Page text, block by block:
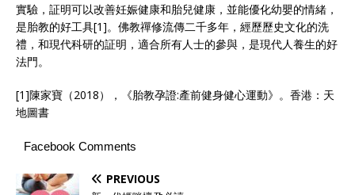
實驗，証明可以改善妊娠健康和胎兒健康，並能優化幼嬰的情緒，
是胎教的好工具[1]。佛教禪修流傳二千多年，經歷歷史文化的洗
禮，和現代科研的証明，適合所有人士的參與，是現代人養生的好
法門。
[1]陳家寶（2018），《胎教孕證:產前健身健心運動》。香港：天
地圖書
Facebook Comments
PREVIOUS